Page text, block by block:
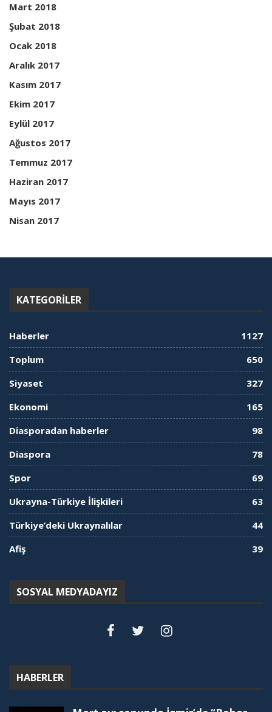
Mart 2018
Şubat 2018
Ocak 2018
Aralık 2017
Kasım 2017
Ekim 2017
Eylül 2017
Ağustos 2017
Temmuz 2017
Haziran 2017
Mayıs 2017
Nisan 2017
KATEGORILER
Haberler
1127
Toplum
650
Siyaset
327
Ekonomi
165
Diasporadan haberler
98
Diaspora
78
Spor
69
Ukrayna-Türkiye İlişkileri
63
Türkiye’deki Ukraynalılar
44
Afiş
39
SOSYAL MEDYADAYIZ
HABERLER